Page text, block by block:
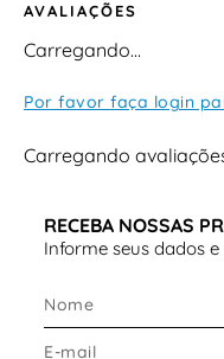
AVALIAÇÕES
Carregando…
Por favor faça login
Carregando
RECEBA NOSSAS
Informe seus dados